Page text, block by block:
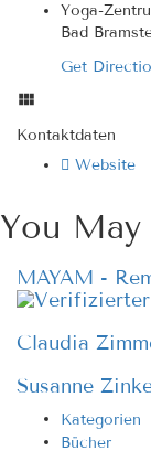
Yoga-
Bad
Get
Kontaktdaten
Website
You
MAYAM -
Claudia
Susanne
Kategorien
Bücher